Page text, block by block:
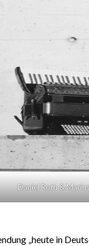
Daniel Roth &
„heute in